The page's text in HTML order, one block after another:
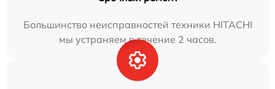
Большинство неисправностей техники HITACHI
мы устраняем в течение 2 часов.